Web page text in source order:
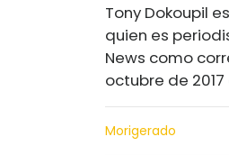
Tony Dokoupil
quien es
News como
octubre de
Morigerado